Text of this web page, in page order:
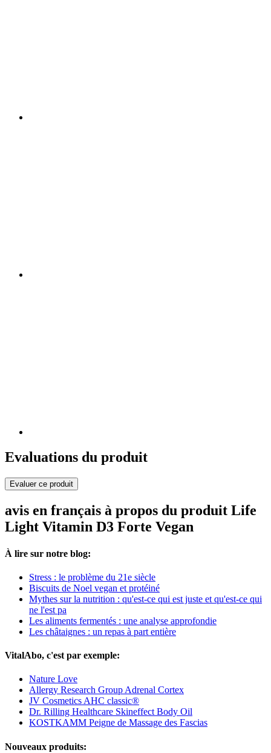
Evaluations du produit
Evaluer ce produit
avis en français à propos du produit Life
Light Vitamin D3 Forte Vegan
À lire sur notre blog:
Stress : le problème du 21e siècle
Biscuits de Noel vegan et protéiné
Mythes sur la nutrition : qu'est-ce qui est juste et qu'est-ce qui
ne l'est pa
Les aliments fermentés : une analyse approfondie
Les châtaignes : un repas à part entière
VitalAbo, c'est par exemple:
Nature Love
Allergy Research Group Adrenal Cortex
JV Cosmetics AHC classic®
Dr. Rilling Healthcare Skineffect Body Oil
KOSTKAMM Peigne de Massage des Fascias
Nouveaux produits: